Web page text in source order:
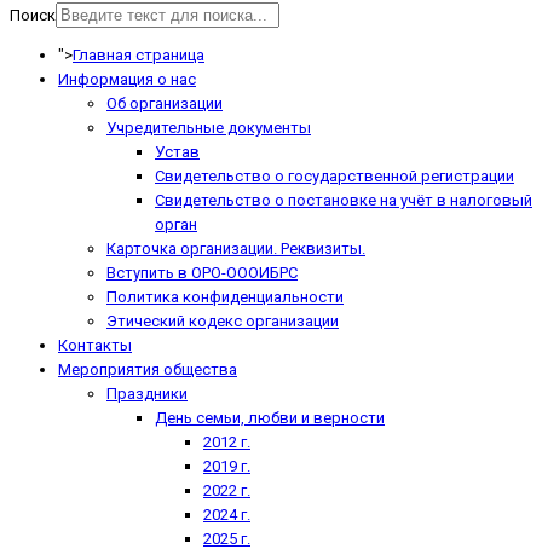
Поиск
">Главная страница
Информация о нас
Об организации
Учредительные документы
Устав
Свидетельство о государственной регистрации
Свидетельство о постановке на учёт в налоговый
орган
Карточка организации. Реквизиты.
Вступить в ОРО-ОООИБРС
Политика конфиденциальности
Этический кодекс организации
Контакты
Мероприятия общества
Праздники
День семьи, любви и верности
2012 г.
2019 г.
2022 г.
2024 г.
2025 г.